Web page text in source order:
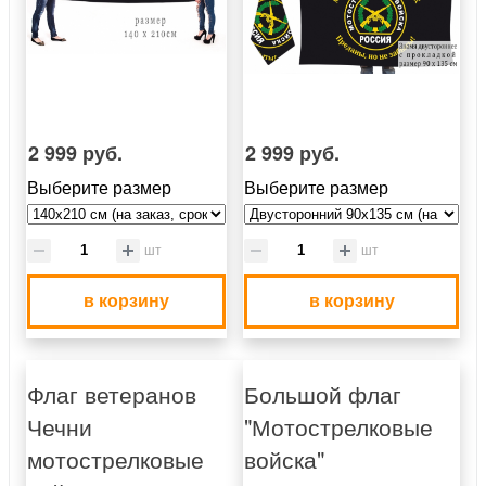
2 999 руб.
Выберите размер
шт
в корзину
2 999 руб.
Выберите размер
шт
в корзину
Флаг ветеранов
Чечни
мотострелковые
Большой флаг
"Мотострелковые
войска"